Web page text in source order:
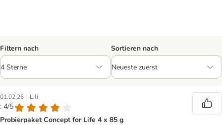
Filtern nach Sortieren nach
01.02.26 | Lili
: 4/5
Probierpaket Concept for Life 4 x 85 g